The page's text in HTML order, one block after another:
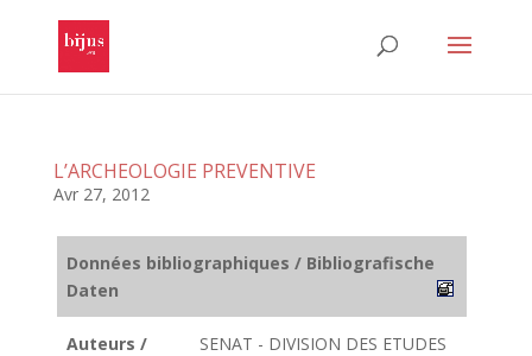
L’ARCHEOLOGIE PREVENTIVE
Avr 27, 2012
Données bibliographiques / Bibliografische
Daten
Auteurs /
SENAT - DIVISION DES ETUDES